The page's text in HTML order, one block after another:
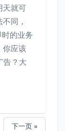
天就可
同，
的业务
你应该
告？大
下一页 »